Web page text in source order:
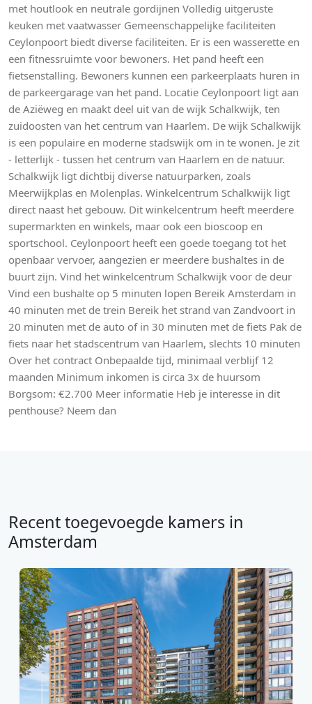
met houtlook en neutrale gordijnen Volledig uitgeruste
keuken met vaatwasser Gemeenschappelijke faciliteiten
Ceylonpoort biedt diverse faciliteiten. Er is een wasserette en
een fitnessruimte voor bewoners. Het pand heeft een
fietsenstalling. Bewoners kunnen een parkeerplaats huren in
de parkeergarage van het pand. Locatie Ceylonpoort ligt aan
de Aziëweg en maakt deel uit van de wijk Schalkwijk, ten
zuidoosten van het centrum van Haarlem. De wijk Schalkwijk
is een populaire en moderne stadswijk om in te wonen. Je zit
- letterlijk - tussen het centrum van Haarlem en de natuur.
Schalkwijk ligt dichtbij diverse natuurparken, zoals
Meerwijkplas en Molenplas. Winkelcentrum Schalkwijk ligt
direct naast het gebouw. Dit winkelcentrum heeft meerdere
supermarkten en winkels, maar ook een bioscoop en
sportschool. Ceylonpoort heeft een goede toegang tot het
openbaar vervoer, aangezien er meerdere bushaltes in de
buurt zijn. Vind het winkelcentrum Schalkwijk voor de deur
Vind een bushalte op 5 minuten lopen Bereik Amsterdam in
40 minuten met de trein Bereik het strand van Zandvoort in
20 minuten met de auto of in 30 minuten met de fiets Pak de
fiets naar het stadscentrum van Haarlem, slechts 10 minuten
Over het contract Onbepaalde tijd, minimaal verblijf 12
maanden Minimum inkomen is circa 3x de huursom
Borgsom: €2.700 Meer informatie Heb je interesse in dit
penthouse? Neem dan
Recent toegevoegde kamers in
Amsterdam